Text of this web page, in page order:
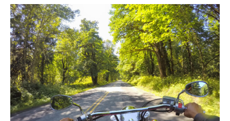
dobrih
pnevmatik
za
motoriste